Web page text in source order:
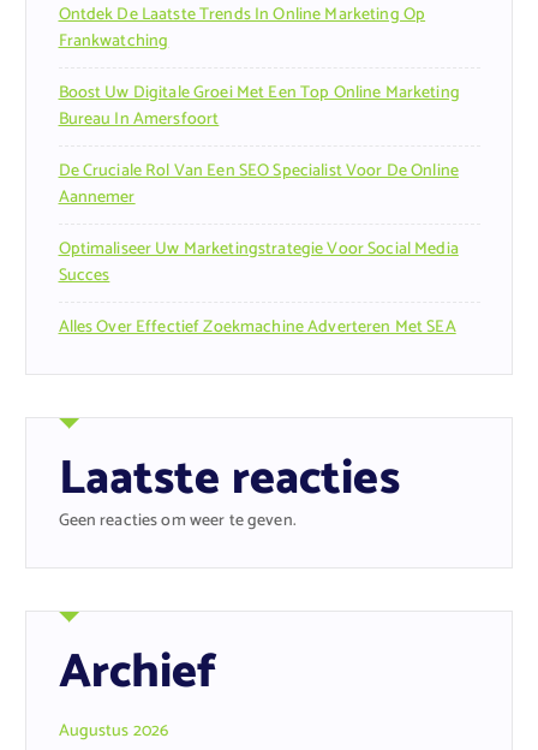
Ontdek De Laatste Trends In Online Marketing Op
Frankwatching
Boost Uw Digitale Groei Met Een Top Online Marketing
Bureau In Amersfoort
De Cruciale Rol Van Een SEO Specialist Voor De Online
Aannemer
Optimaliseer Uw Marketingstrategie Voor Social Media
Succes
Alles Over Effectief Zoekmachine Adverteren Met SEA
Laatste reacties
Geen reacties om weer te geven.
Archief
Augustus 2026